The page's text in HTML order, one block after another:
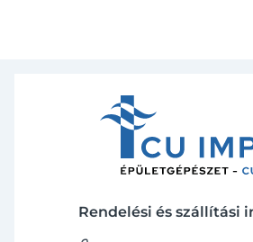
Rendelési és szállítási